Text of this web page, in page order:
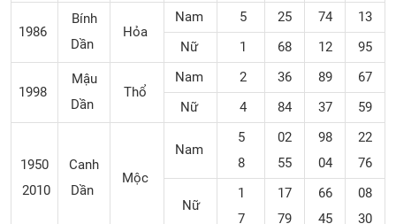
1986
Bính
Dần
Hỏa
Nam 5 25 74
13
Nữ
1 68 12 95
1998
Mậu
Dần
Thổ
Nam 2 36 89
67
Nữ
4 84 37 59
1950
2010
Canh
Dần
Mộc
Nam
5
8
02
55
98
04
22
76
Nữ
1
7
17
79
66
45
08
30